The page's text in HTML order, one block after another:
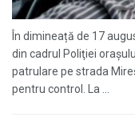
În dimineață de 17
din cadrul Poliţiei
patrulare pe strada
pentru control. La ...